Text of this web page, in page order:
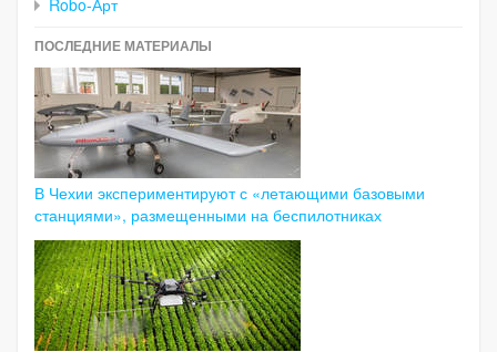
ПОСЛЕДНИЕ МАТЕРИАЛЫ
В Чехии экспериментируют с «летающими базовыми
станциями», размещенными на беспилотниках